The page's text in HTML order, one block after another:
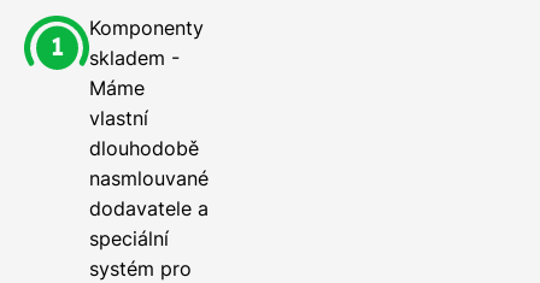
Komponenty
skladem -
Máme
vlastní
dlouhodobě
nasmlouvané
dodavatele a
speciální
systém pro